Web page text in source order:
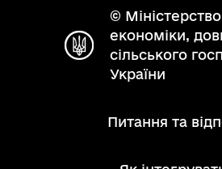
© Міністерство
економіки,
сільського
України
Питання та